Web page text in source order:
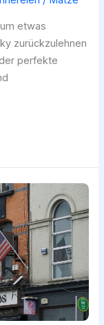
etwas
zurückzulehnen
perfekte